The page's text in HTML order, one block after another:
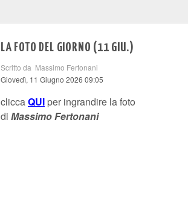
LA FOTO DEL GIORNO (11 GIU.)
Scritto da Massimo Fertonani
Giovedì, 11 Giugno 2026 09:05
cliccaQUI per ingrandire la foto
di Massimo Fertonani